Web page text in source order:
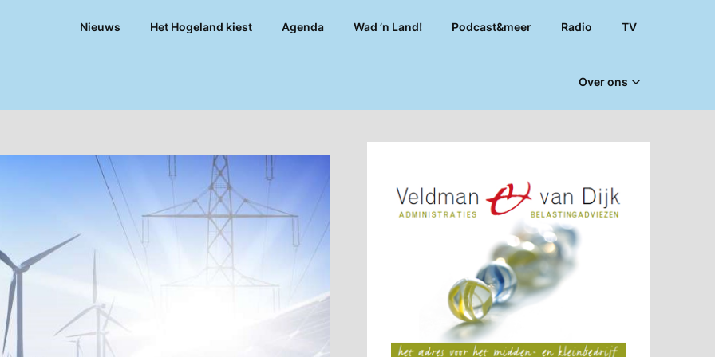
Nieuws Het Hogeland kiest Agenda Wad ’n Land! Podcast&meer Radio TV
Over ons